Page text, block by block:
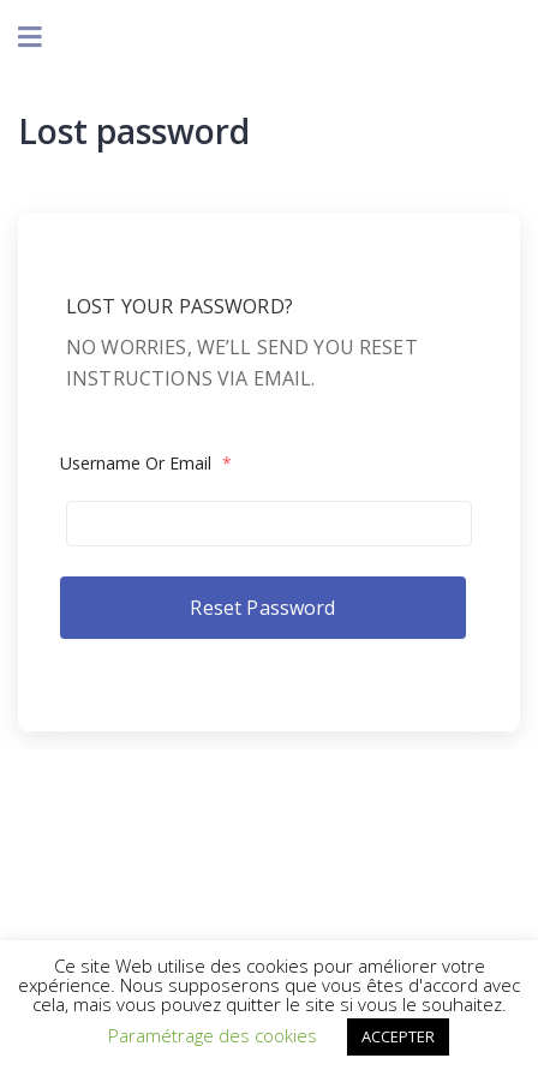
Lost password
LOST YOUR PASSWORD?
NO WORRIES, WE’LL SEND YOU RESET
INSTRUCTIONS VIA EMAIL.
Username Or Email *
Ce site Web utilise des cookies pour améliorer votre
expérience. Nous supposerons que vous êtes d'accord avec
cela, mais vous pouvez quitter le site si vous le souhaitez.
Paramétrage des cookies
ACCEPTER